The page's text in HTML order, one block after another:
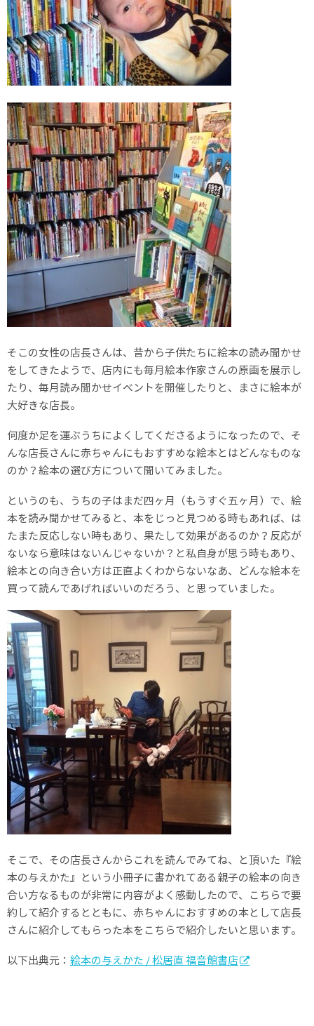
そこの女性の店長さんは、昔から子供たちに絵本の読み聞かせ
をしてきたようで、店内にも毎月絵本作家さんの原画を展示し
たり、毎月読み聞かせイベントを開催したりと、まさに絵本が
大好きな店長。
何度か足を運ぶうちによくしてくださるようになったので、そ
んな店長さんに赤ちゃんにもおすすめな絵本とはどんなものな
のか？絵本の選び方について聞いてみました。
というのも、うちの子はまだ四ヶ月（もうすぐ五ヶ月）で、絵
本を読み聞かせてみると、本をじっと見つめる時もあれば、は
たまた反応しない時もあり、果たして効果があるのか？反応が
ないなら意味はないんじゃないか？と私自身が思う時もあり、
絵本との向き合い方は正直よくわからないなあ、どんな絵本を
買って読んであげればいいのだろう、と思っていました。
そこで、その店長さんからこれを読んでみてね、と頂いた『絵
本の与えかた』という小冊子に書かれてある親子の絵本の向き
合い方なるものが非常に内容がよく感動したので、こちらで要
約して紹介するとともに、赤ちゃんにおすすめの本として店長
さんに紹介してもらった本をこちらで紹介したいと思います。
以下出典元： 絵本の与えかた / 松居直 福音館書店